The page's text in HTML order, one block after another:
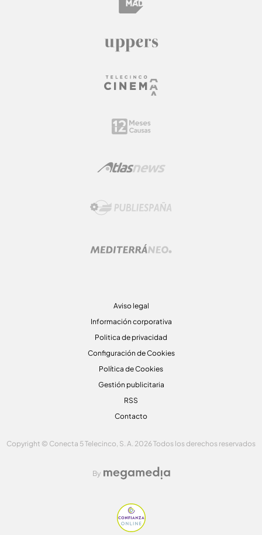
Aviso legal
Información corporativa
Politica de privacidad
Configuración de Cookies
Política de Cookies
Gestión publicitaria
RSS
Contacto
Copyright © Conecta 5 Telecinco, S. A. 2026 Todos los derechos reservados
By